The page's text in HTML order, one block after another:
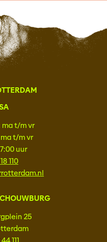
t/m vr
t/m vr
uur
110
25